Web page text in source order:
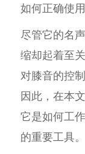
如何正确使
尽管它的名
缩却起着至
对膝音的控
因此，在本
它是如何工
的重要工具。